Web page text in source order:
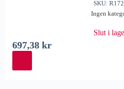
SKU:
Ingen
Slut i
697,38 kr